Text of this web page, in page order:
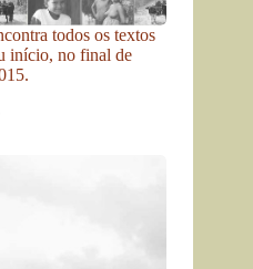
todos os textos
início, no final de